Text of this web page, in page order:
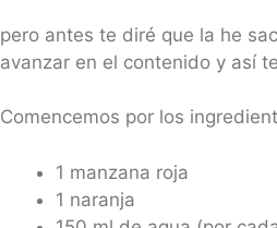
pero antes te diré que la he
avanzar en el contenido y así
Comencemos por los
1 manzana roja
1 naranja